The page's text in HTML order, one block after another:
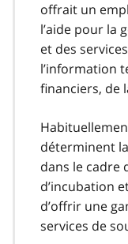
offrait un
l’aide pour la
et des
l’information
financiers, de
déterminent
dans le cadre
d’incubation
d’offrir une
services de